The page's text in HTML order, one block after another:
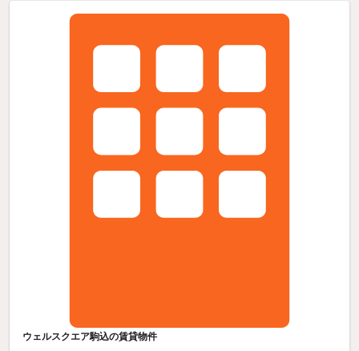
ウェルスクエア駒込の賃貸物件